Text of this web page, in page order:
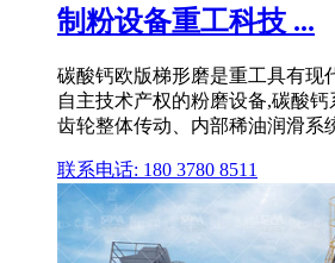
制粉设备重工科技 ...
碳酸钙欧版梯形磨是重工具有现
自主技术产权的粉磨设备,碳酸
齿轮整体传动、内部稀油润滑系
联系电话: 180 3780 8511